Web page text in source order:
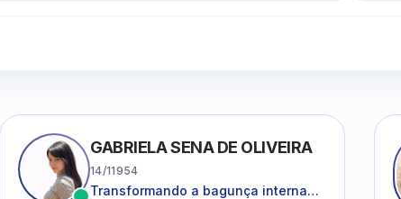
GABRIELA SENA DE OLIVEIRA
14/11954
Transformando a bagunça interna